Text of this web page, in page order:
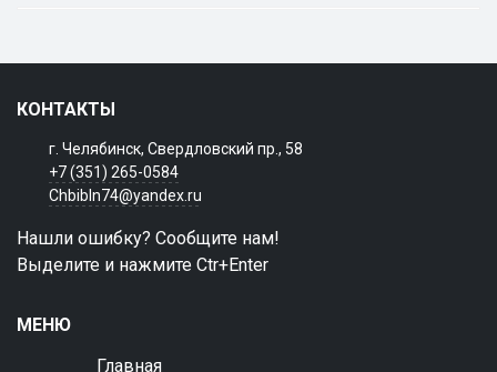
КОНТАКТЫ
г. Челябинск, Свердловский пр., 58
+7 (351) 265-0584
Chbibln74@yandex.ru
Нашли ошибку? Сообщите нам!
Выделите и нажмите Ctr+Enter
МЕНЮ
Главная